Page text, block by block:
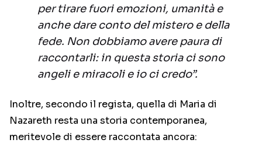
per tirare fuori emozioni, umanità e
anche dare conto del mistero e della
fede. Non dobbiamo avere paura di
raccontarli: in questa storia ci sono
angeli e miracoli e io ci credo”.
Inoltre, secondo il regista, quella di Maria di
Nazareth resta una storia contemporanea,
meritevole di essere raccontata ancora: